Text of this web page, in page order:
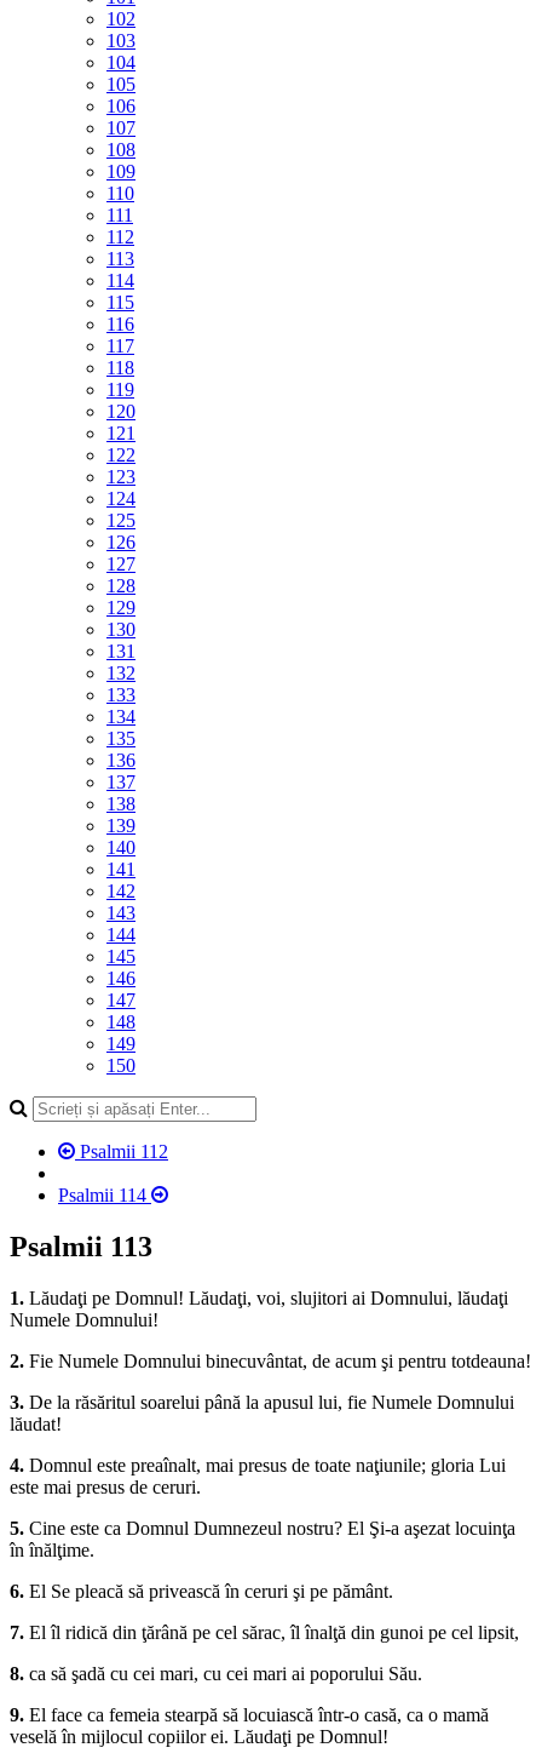
102
103
104
105
106
107
108
109
110
111
112
113
114
115
116
117
118
119
120
121
122
123
124
125
126
127
128
129
130
131
132
133
134
135
136
137
138
139
140
141
142
143
144
145
146
147
148
149
150
Psalmii 112
Psalmii 114
Psalmii 113
1. Lăudaţi pe Domnul! Lăudaţi, voi, slujitori ai Domnului, lăudaţi
Numele Domnului!
2. Fie Numele Domnului binecuvântat, de acum şi pentru totdeauna!
3. De la răsăritul soarelui până la apusul lui, fie Numele Domnului
lăudat!
4. Domnul este preaînalt, mai presus de toate naţiunile; gloria Lui
este mai presus de ceruri.
5. Cine este ca Domnul Dumnezeul nostru? El Şi-a aşezat locuinţa
în înălţime.
6. El Se pleacă să privească în ceruri şi pe pământ.
7. El îl ridică din ţărână pe cel sărac, îl înalţă din gunoi pe cel lipsit,
8. ca să şadă cu cei mari, cu cei mari ai poporului Său.
9. El face ca femeia stearpă să locuiască într-o casă, ca o mamă
veselă în mijlocul copiilor ei. Lăudaţi pe Domnul!